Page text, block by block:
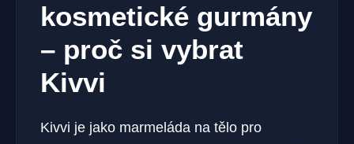
kosmetické gurmány
– proč si vybrat
Kivvi
Kivvi je jako marmeláda na tělo pro